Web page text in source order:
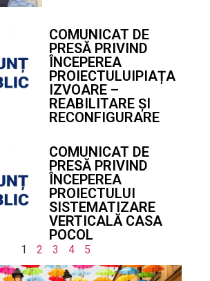
COMUNICAT DE
PRESĂ PRIVIND
ÎNCEPEREA
PROIECTULUIPIAȚA
IZVOARE –
REABILITARE ȘI
RECONFIGURARE
COMUNICAT DE
PRESĂ PRIVIND
ÎNCEPEREA
PROIECTULUI
SISTEMATIZARE
VERTICALĂ CASA
POCOL
1 2 3 4 5